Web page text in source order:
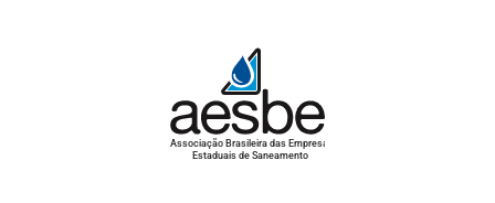
Associação Brasileira das Empresas
Estaduais de Saneamento